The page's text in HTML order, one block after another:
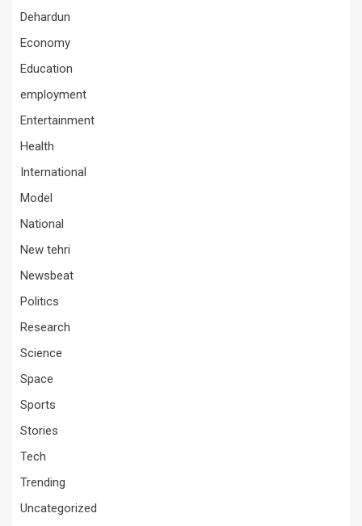
Dehardun
Economy
Education
employment
Entertainment
Health
International
Model
National
New tehri
Newsbeat
Politics
Research
Science
Space
Sports
Stories
Tech
Trending
Uncategorized